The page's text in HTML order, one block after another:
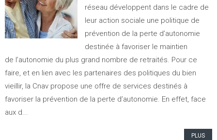
réseau développent dans le cadre de
leur action sociale une politique de
prévention de la perte d’autonomie
destinée à favoriser le maintien
de l’autonomie du plus grand nombre de retraités. Pour ce
faire, et en lien avec les partenaires des politiques du bien
vieillir, la Cnav propose une offre de services destinés à
favoriser la prévention de la perte d’autonomie. En effet, face
aux d...
PLUS